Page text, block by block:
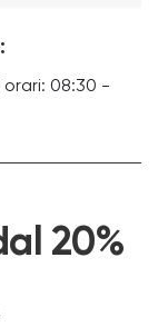
08:30 -
20%